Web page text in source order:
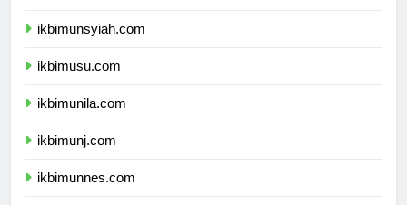
ikbimunsyiah.com
ikbimusu.com
ikbimunila.com
ikbimunj.com
ikbimunnes.com